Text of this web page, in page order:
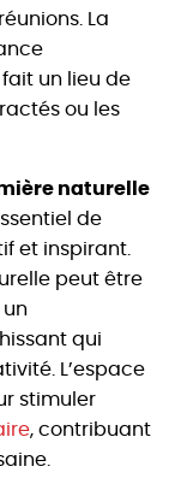
La
un lieu de
ou les
naturelle
de
et inspirant.
peut être
un
qui
L’espace
stimuler
, contribuant